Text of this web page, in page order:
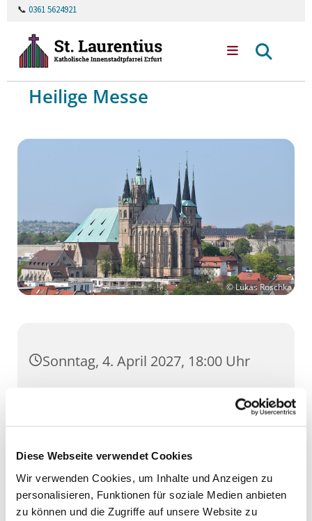
Diese Webseite verwendet Cookies
Wir verwenden Cookies, um Inhalte und Anzeigen zu
personalisieren, Funktionen für soziale Medien anbieten
zu können und die Zugriffe auf unsere Website zu
📞 0361 5624921
Heilige Messe
© Lukas Roschka
Sonntag, 4. April 2027, 18:00 Uhr
Dom, Domstufen 1, 99084 Erfurt